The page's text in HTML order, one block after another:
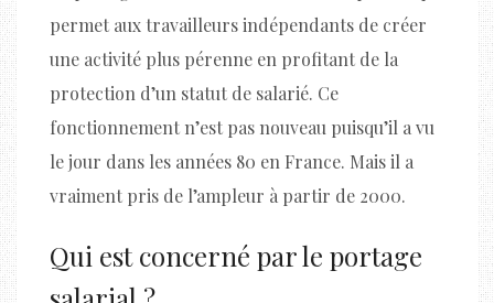
permet aux travailleurs indépendants de créer
une activité plus pérenne en profitant de la
protection d’un statut de salarié. Ce
fonctionnement n’est pas nouveau puisqu’il a vu
le jour dans les années 80 en France. Mais il a
vraiment pris de l’ampleur à partir de 2000.
Qui est concerné par le portage